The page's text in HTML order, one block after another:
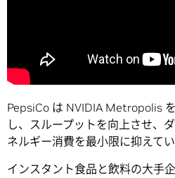
PepsiCo は NVIDIA Metropolis
し、スループットを向上させ、
ネルギー消費を最小限に抑えてい
インスタント食品と飲料の大手企